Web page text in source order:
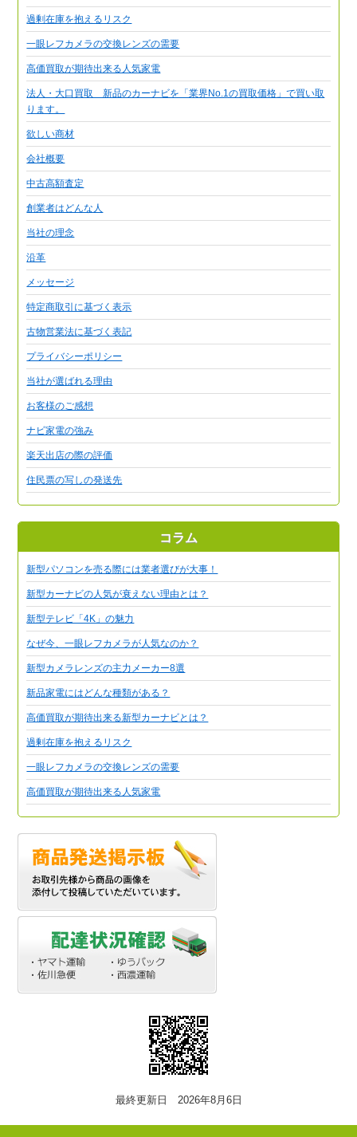
過剰在庫を抱えるリスク
一眼レフカメラの交換レンズの需要
高価買取が期待出来る人気家電
法人・大口買取 新品のカーナビを「業界No.1の買取価格」で買い取
ります。
欲しい商材
会社概要
中古高額査定
創業者はどんな人
当社の理念
沿革
メッセージ
特定商取引に基づく表示
古物営業法に基づく表記
プライバシーポリシー
当社が選ばれる理由
お客様のご感想
ナビ家電の強み
楽天出店の際の評価
住民票の写しの発送先
コラム
新型パソコンを売る際には業者選びが大事！
新型カーナビの人気が衰えない理由とは？
新型テレビ「4K」の魅力
なぜ今、一眼レフカメラが人気なのか？
新型カメラレンズの主力メーカー8選
新品家電にはどんな種類がある？
高価買取が期待出来る新型カーナビとは？
過剰在庫を抱えるリスク
一眼レフカメラの交換レンズの需要
高価買取が期待出来る人気家電
最終更新日 2026年8月6日